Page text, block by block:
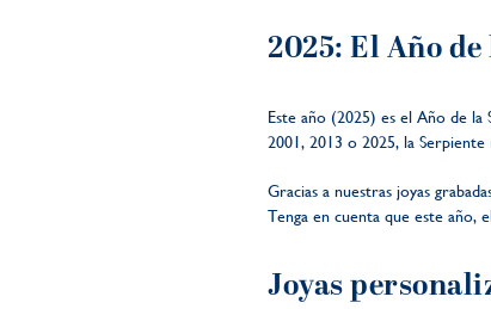
2025: El Año
Este año (2025) es el Año de
2001, 2013 o 2025, la
Gracias a nuestras joyas
Tenga en cuenta que este año,
Joyas